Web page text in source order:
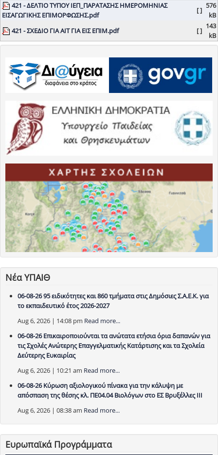
421 - ΔΕΛΤΙΟ ΤΥΠΟΥ ΙΕΠ_ΠΑΡΑΤΑΣΗΣ ΗΜΕΡΟΜΗΝΙΑΣ
ΕΙΣΑΓΩΓΙΚΗΣ ΕΠΙΜΟΡΦΩΣΗΣ.pdf
[ ]
576
kB
421 - ΣΧΕΔΙΟ ΓΙΑ ΑΙΤ ΓΙΑ ΕΙΣ ΕΠΙΜ.pdf
[ ]
143
kB
Νέα ΥΠΑΙΘ
06-08-26 95 ειδικότητες και 860 τμήματα στις Δημόσιες Σ.Α.Ε.Κ. για
το εκπαιδευτικό έτος 2026-2027
Aug 6, 2026 | 14:08 pm Read more...
06-08-26 Επικαιροποιούνται τα ανώτατα ετήσια όρια δαπανών για
τις Σχολές Ανώτερης Επαγγελματικής Κατάρτισης και τα Σχολεία
Δεύτερης Ευκαιρίας
Aug 6, 2026 | 10:21 am Read more...
06-08-26 Κύρωση αξιολογικού πίνακα για την κάλυψη με
απόσπαση της θέσης κλ. ΠΕ04.04 Βιολόγων στο ΕΣ Βρυξέλλες ΙΙΙ
Aug 6, 2026 | 08:38 am Read more...
Ευρωπαϊκά Προγράμματα